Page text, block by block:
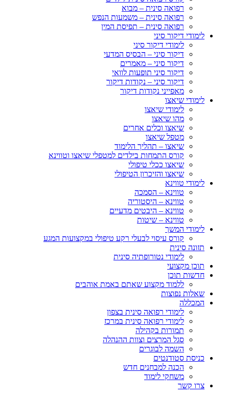
רפואה סינית – מבוא
רפואה סינית – משמעות הנפש
רפואה סינית – תפיסת המין
לימודי דיקור סיני
לימודי דיקור סיני
דיקור סיני – הבסיס המדעי
דיקור סיני – מאמרים
דיקור סיני תופעות לוואי
דיקור סיני – נקודות דיקור
מאפייני נקודות דיקור
לימודי שיאצו
לימודי שיאצו
מהו שיאצו
שיאצו וכלים אחרים
מטפל שיאצו
שיאצו – תהליך הלימוד
קורס התמחות בילדים למטפלי שיאצו וטווינא
שיאצו ככלי טיפולי
שיאצו והזיכרון הטיפולי
לימודי טווינא
טווינא – הסמכה
טווינא – היסטוריה
טווינא – היבטים מדעיים
טווינא – שיטות
לימודי המשך
קורס עיסוי לבעלי רקע טיפולי במקצועות המגע
תזונה סינית
לימודי נטורופתיה סינית
תוכן מקצועי
חדשות תוכן
ללמוד מקצוע שאתם באמת אוהבים
שאלות נפוצות
המכללה
לימודי רפואה סינית בצפון
לימודי רפואה סינית במרכז
תמורות בקהילה
סגל המרצים וצוות ההנהלה
השמה לבוגרים
כניסת סטודנטים
הכנה למבחנים חדש
משחקי לימוד
צרו קשר